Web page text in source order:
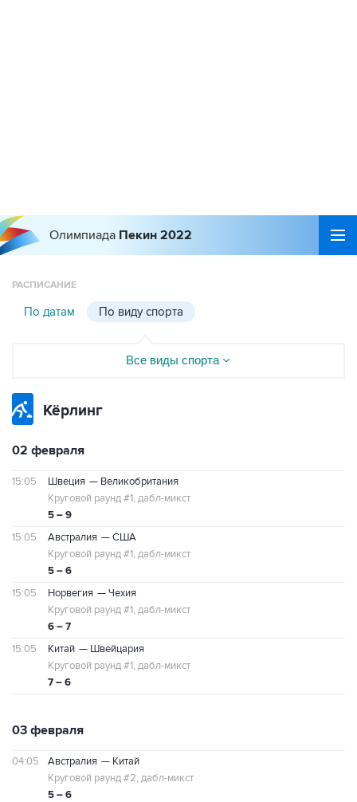
Олимпиада Пекин 2022
РАСПИСАНИЕ
По датам По виду спорта
Все виды спорта
Кёрлинг
02 февраля
15:05 Швеция — Великобритания
5 – 9
Круговой раунд #1, дабл-микст
15:05 Австралия — США
5 – 6
Круговой раунд #1, дабл-микст
15:05 Норвегия — Чехия
6 – 7
Круговой раунд #1, дабл-микст
15:05 Китай — Швейцария
7 – 6
Круговой раунд #1, дабл-микст
03 февраля
04:05 Австралия — Китай
5 – 6
Круговой раунд #2, дабл-микст